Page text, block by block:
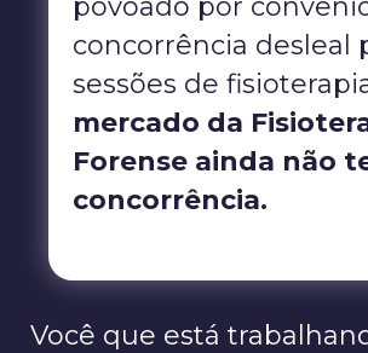
concorrência desleal
sessões de
mercado da
Forense ainda não
concorrência.
Você que está